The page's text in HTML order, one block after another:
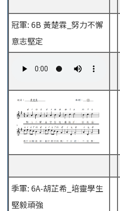
冠軍: 6B 黃楚霖_努力不懈
意志堅定
季軍: 6A-胡芷希_培靈學生
堅毅頑強